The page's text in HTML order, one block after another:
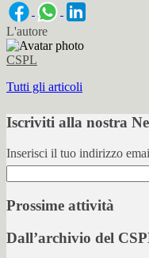
L'autore
CSPL
Tutti gli articoli
Iscriviti alla nostra
Inserisci il tuo indirizzo
Prossime attività
Dall’archivio del